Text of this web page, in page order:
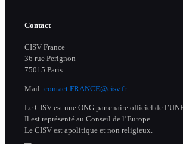
Contact
CISV France
36 rue Perignon
75015 Paris
Mail: contact.FRANCE@cisv.fr
Le CISV est une ONG partenaire officiel de
Il est représenté au Conseil de l’Europe.
Le CISV est apolitique et non religieux.